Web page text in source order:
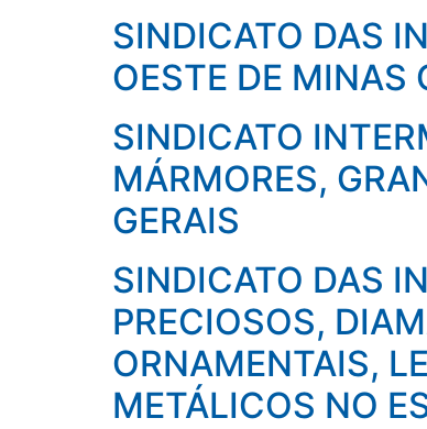
SINDICATO DAS
OESTE DE MINAS
SINDICATO
MÁRMORES,
GERAIS
SINDICATO DAS
PRECIOSOS,
ORNAMENTAIS,
METÁLICOS NO